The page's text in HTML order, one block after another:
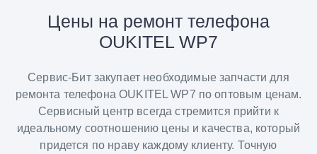
Цены на ремонт телефона
OUKITEL WP7
Сервис-Бит закупает необходимые запчасти для
ремонта телефона OUKITEL WP7 по оптовым ценам.
Сервисный центр всегда стремится прийти к
идеальному соотношению цены и качества, который
придется по нраву каждому клиенту. Точную